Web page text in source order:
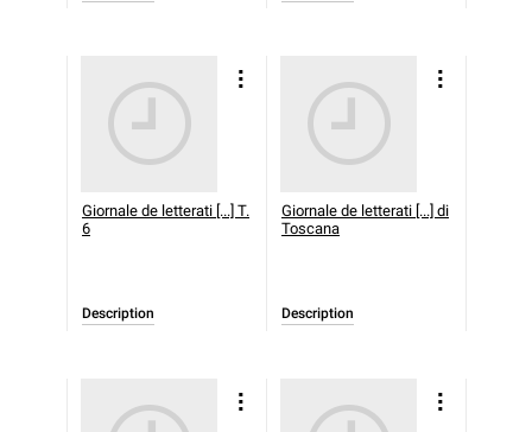
Giornale de letterati [...] T.
6
Description
Giornale de letterati [...] di
Toscana
Description